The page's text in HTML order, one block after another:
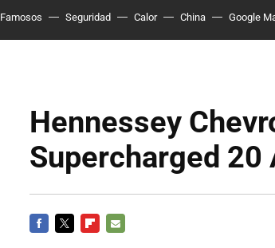
Famosos Seguridad Calor China Google
Hennessey
Supercharged 20